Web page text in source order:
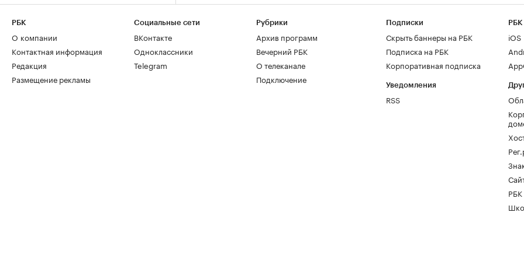
РБК
О компании
Контактная информация
Редакция
Размещение рекламы
Социальные сети
ВКонтакте
Одноклассники
Telegram
Рубрики
Архив программ
Вечерний РБК
О телеканале
Подключение
Подписки
Скрыть баннеры на РБК
Подписка на РБК
Корпоративная подписка
Уведомления
RSS
РБК
iOS